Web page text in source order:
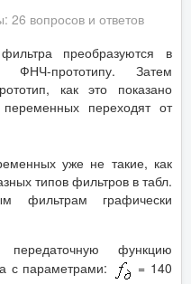
26 вопросов и ответов
преобразуются в
ФНЧ-прототипу. Затем
как это показано
переходят от
уже не такие, как
типов фильтров в табл.
фильтрам графически
функцию
с параметрами:
= 140